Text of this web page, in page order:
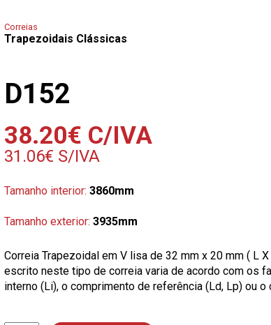
Correias
Trapezoidais Clássicas
D152
38.20€ C/IVA
31.06€ S/IVA
Tamanho interior: 3860mm
Tamanho exterior: 3935mm
Correia Trapezoidal em V lisa de 32 mm x 20 mm ( L
escrito neste tipo de correia varia de acordo com os
interno (Li), o comprimento de referência (Ld, Lp) ou o